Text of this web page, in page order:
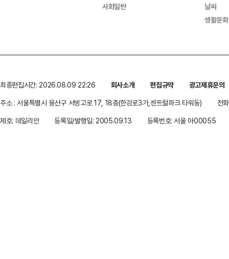
사회일반
날씨
생활문
최종편집시간: 2026.08.09 22:26 회사소개 편집규약
광고제휴문의
주소 : 서울특별시 용산구 서빙고로 17, 18층(한강로3가,센트럴파크 타워동)
전
제호: 데일리안
등록일/발행일: 2005.09.13 등록번호: 서울 아00055